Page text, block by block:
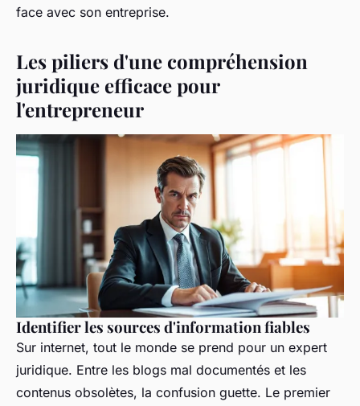
face avec son entreprise.
Les piliers d'une compréhension
juridique efficace pour
l'entrepreneur
Identifier les sources d'information fiables
Sur internet, tout le monde se prend pour un expert
juridique. Entre les blogs mal documentés et les
contenus obsolètes, la confusion guette. Le premier